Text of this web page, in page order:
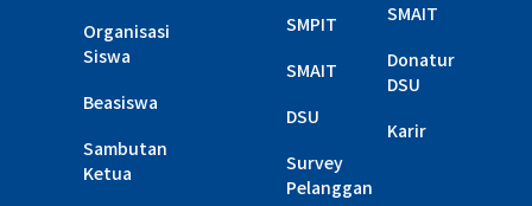
Organisasi
Siswa
Beasiswa
Sambutan
Ketua
SMPIT
SMAIT
DSU
Survey
Pelanggan
SMAIT
Donatur
DSU
Karir